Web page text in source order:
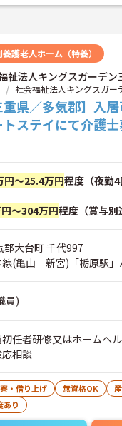
護老人ホーム（特養）
祉法人キングスガーデ
社会福祉法人キングスガー
重県／多気郡】入
トステイにて介護士
円～25.4万円程度（夜勤
～304万円程度（賞与別
郡大台町 千代997
線(亀山－新宮)「栃原駅
員)
任者研修又はホームヘ
相談
寮・借り上げ 無資格OK
あり